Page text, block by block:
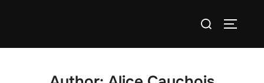
Search